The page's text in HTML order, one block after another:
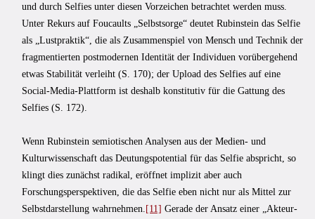
und durch Selfies unter diesen Vorzeichen betrachtet werden muss.
Unter Rekurs auf Foucaults „Selbstsorge“ deutet Rubinstein das Selfie
als „Lustpraktik“, die als Zusammenspiel von Mensch und Technik der
fragmentierten postmodernen Identität der Individuen vorübergehend
etwas Stabilität verleiht (S. 170); der Upload des Selfies auf eine
Social-Media-Plattform ist deshalb konstitutiv für die Gattung des
Selfies (S. 172).
Wenn Rubinstein semiotischen Analysen aus der Medien- und
Kulturwissenschaft das Deutungspotential für das Selfie abspricht, so
klingt dies zunächst radikal, eröffnet implizit aber auch
Forschungsperspektiven, die das Selfie eben nicht nur als Mittel zur
Selbstdarstellung wahrnehmen. [11] Gerade der Ansatz einer „Akteur-